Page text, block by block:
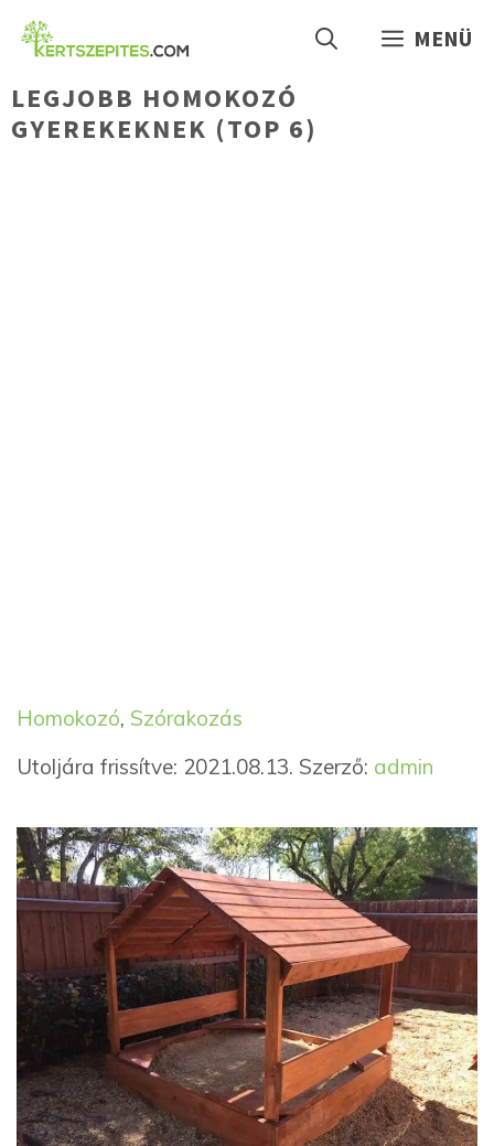
Kilépés
MENÜ
LEGJOBB HOMOKOZÓ
GYEREKEKNEK (TOP 6)
Kategória
Homokozó, Szórakozás
Utoljára frissítve: 2021.08.13. Szerző: admin